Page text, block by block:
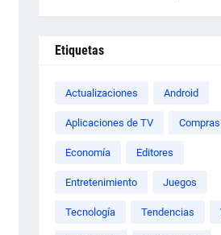
Etiquetas
Actualizaciones Android
Aplicaciones de TV Compras
Economía Editores
Entretenimiento Juegos
Tecnología Tendencias